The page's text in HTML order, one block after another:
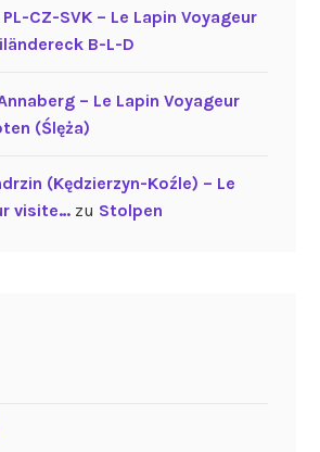
CZ-SVK – Le Lapin Voyageur
B-L-D
– Le Lapin Voyageur
(Ślęża)
(Kędzierzyn-Koźle) – Le
visite…zu Stolpen